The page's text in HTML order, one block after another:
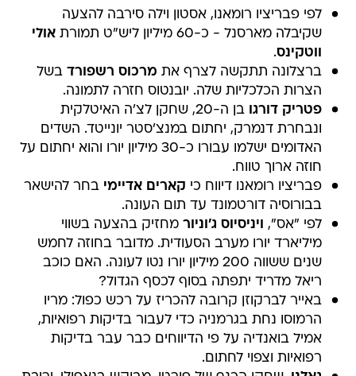
לפי פבריציו רומאנו, אסטון וילה סירבה להצעה
שקיבלה מארסנל - כ-60 מיליון ליש"ט תמורת
אולי
ווטקינס.
ברצלונה תתקשה לצרף את מרכוס רשפורד בשל
הצרות הכלכליות שלה. יובנטוס חזרה לתמונה.
פטריק דורגו
בן ה-20, שחקן לצ'ה האיטלקית
ונבחרת דנמרק, יחתום במנצ'סטר יונייטד. השדים
האדומים ישלמו עבורו כ-30 מיליון יורו והוא יחתום על
חוזה ארוך טווח.
פבריציו רומאנו דיווח כי קארים אדיימי בחר להישאר
בבורוסיה דורטמונד עד תום העונה.
לפי "אס",
ויניסיוס ג'וניור מחזיק בהצעה בשווי
מיליארד יורו מערב הסעודית. מדובר בחוזה לחמש
שנים ששווה 200 מיליון יורו נטו לעונה. האם כוכב
ריאל מדריד יתפתה בסוף לכסף הגדול?
באייר לברקוזן קרובה להכריז על רכש כפול: מריו
הרמוסו נחת בגרמניה כדי לעבור בדיקות רפואיות,
אמיל בואנדיה על פי הדיווחים כבר עבר בדיקות
רפואיות וצפוי לחתום.